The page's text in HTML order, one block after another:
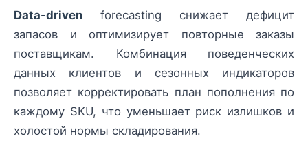
Data-driven forecasting снижает дефицит
запасов и оптимизирует повторные заказы
поставщикам. Комбинация поведенческих
данных клиентов и сезонных индикаторов
позволяет корректировать план пополнения по
каждому SKU, что уменьшает риск излишков и
холостой нормы складирования.